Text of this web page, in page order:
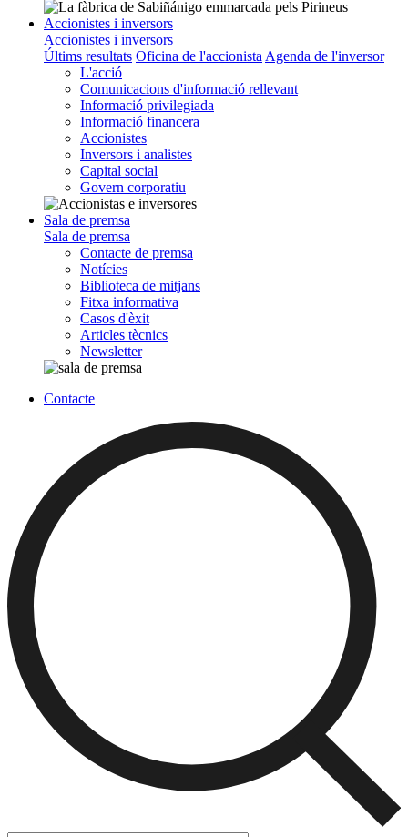
Accionistes i inversors
Accionistes i inversors
Últims resultats Oficina de l'accionista Agenda de l'inversor
L'acció
Comunicacions d'informació rellevant
Informació privilegiada
Informació financera
Accionistes
Inversors i analistes
Capital social
Govern corporatiu
Sala de premsa
Sala de premsa
Contacte de premsa
Notícies
Biblioteca de mitjans
Fitxa informativa
Casos d'èxit
Articles tècnics
Newsletter
Contacte